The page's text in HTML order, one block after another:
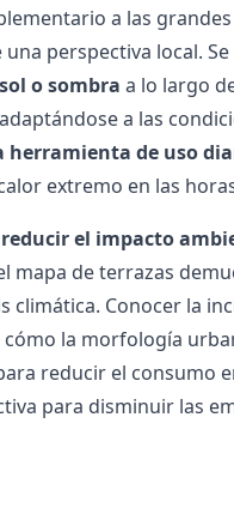
a las
perspectiva local.
o sombra a lo largo
a las
herramienta de uso
extremo en las
el impacto
mapa de terrazas
climática. Conocer la
la morfología
reducir el consumo
para disminuir las